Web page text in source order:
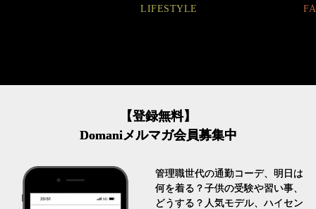
【登録無料】
Domaniメルマガ会員募集中
管理職世代の通勤コーデ、明日は
何を着る？子供の受験や習い事、
どうする？人気モデル、ハイセン